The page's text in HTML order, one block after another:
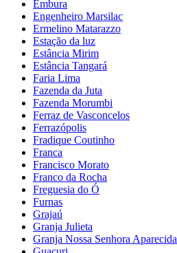
Embura
Engenheiro Marsilac
Ermelino Matarazzo
Estação da luz
Estância Mirim
Estância Tangará
Faria Lima
Fazenda da Juta
Fazenda Morumbi
Ferraz de Vasconcelos
Ferrazópolis
Fradique Coutinho
Franca
Francisco Morato
Franco da Rocha
Freguesia do Ó
Furnas
Grajaú
Granja Julieta
Granja Nossa Senhora Aparecida